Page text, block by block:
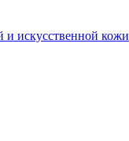
и искусственной кожи